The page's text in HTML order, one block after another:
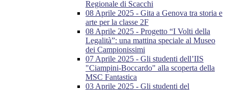
Regionale di Scacchi
08 Aprile 2025 - Gita a Genova tra storia e
arte per la classe 2F
08 Aprile 2025 - Progetto “I Volti della
Legalità”: una mattina speciale al Museo
dei Campionissimi
07 Aprile 2025 - Gli studenti dell’IIS
"Ciampini-Boccardo" alla scoperta della
MSC Fantastica
03 Aprile 2025 - Gli studenti del